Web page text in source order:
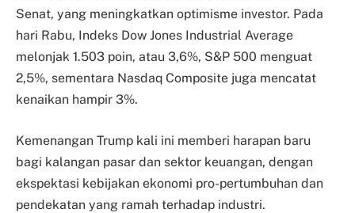
Senat, yang meningkatkan optimisme investor. Pada
hari Rabu, Indeks Dow Jones Industrial Average
melonjak 1.503 poin, atau 3,6%, S&P 500 menguat
2,5%, sementara Nasdaq Composite juga mencatat
kenaikan hampir 3%.
Kemenangan Trump kali ini memberi harapan baru
bagi kalangan pasar dan sektor keuangan, dengan
ekspektasi kebijakan ekonomi pro-pertumbuhan dan
pendekatan yang ramah terhadap industri.